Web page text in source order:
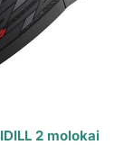
2 molokai